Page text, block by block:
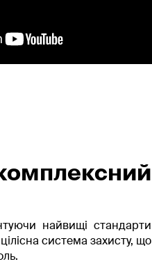
найвищі стандарти
система захисту, що